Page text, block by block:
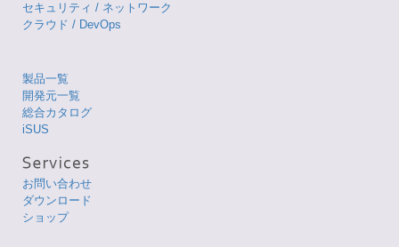
セキュリティ / ネットワーク
クラウド / DevOps
製品一覧
開発元一覧
総合カタログ
iSUS
お問い合わせ
ダウンロード
ショップ